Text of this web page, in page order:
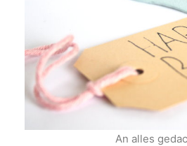
An alles